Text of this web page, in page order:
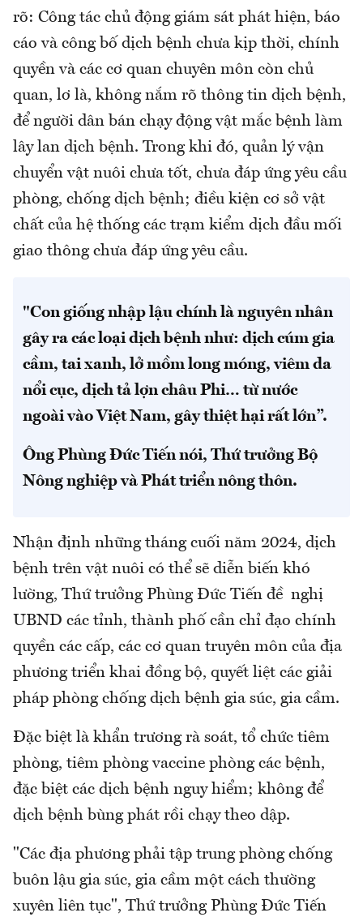
rõ: Công tác chủ động giám sát phát hiện, báo
cáo và công bố dịch bệnh chưa kịp thời, chính
quyền và các cơ quan chuyên môn còn chủ
quan, lơ là, không nắm rõ thông tin dịch bệnh,
để người dân bán chạy động vật mắc bệnh làm
lây lan dịch bệnh. Trong khi đó, quản lý vận
chuyển vật nuôi chưa tốt, chưa đáp ứng yêu cầu
phòng, chống dịch bệnh; điều kiện cơ sở vật
chất của hệ thống các trạm kiểm dịch đầu mối
giao thông chưa đáp ứng yêu cầu.
"Con giống nhập lậu chính là nguyên nhân
gây ra các loại dịch bệnh như: dịch cúm gia
cầm, tai xanh, lở mồm long móng, viêm da
nổi cục, dịch tả lợn châu Phi… từ nước
ngoài vào Việt Nam, gây thiệt hại rất lớn”.
Ông Phùng Đức Tiến nói, Thứ trưởng Bộ
Nông nghiệp và Phát triển nông thôn.
Nhận định những tháng cuối năm 2024, dịch
bệnh trên vật nuôi có thể sẽ diễn biến khó
lường, Thứ trưởng Phùng Đức Tiến đề nghị
UBND các tỉnh, thành phố cần chỉ đạo chính
quyền các cấp, các cơ quan truyên môn của địa
phương triển khai đồng bộ, quyết liệt các giải
pháp phòng chống dịch bệnh gia súc, gia cầm.
Đặc biệt là khẩn trương rà soát, tổ chức tiêm
phòng, tiêm phòng vaccine phòng các bệnh,
đặc biệt các dịch bệnh nguy hiểm; không để
dịch bệnh bùng phát rồi chạy theo dập.
"Các địa phương phải tập trung phòng chống
buôn lậu gia súc, gia cầm một cách thường
xuyên liên tục", Thứ trưởng Phùng Đức Tiến